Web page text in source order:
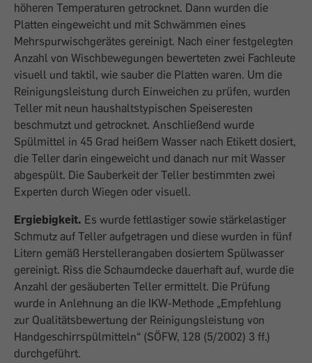
höheren Temperaturen getrocknet. Dann wurden die
Platten eingeweicht und mit Schwämmen eines
Mehrspurwischgerätes gereinigt. Nach einer festgelegten
Anzahl von Wischbewegungen bewerteten zwei Fachleute
visuell und taktil, wie sauber die Platten waren. Um die
Reinigungsleistung durch Einweichen zu prüfen, wurden
Teller mit neun haushaltstypischen Speiseresten
beschmutzt und getrocknet. Anschließend wurde
Spülmittel in 45 Grad heißem Wasser nach Etikett dosiert,
die Teller darin eingeweicht und danach nur mit Wasser
abgespült. Die Sauberkeit der Teller bestimmten zwei
Experten durch Wiegen oder visuell.
Ergiebigkeit. Es wurde fettlastiger sowie stärkelastiger
Schmutz auf Teller aufgetragen und diese wurden in fünf
Litern gemäß Herstellerangaben dosiertem Spülwasser
gereinigt. Riss die Schaumdecke dauerhaft auf, wurde die
Anzahl der gesäuberten Teller ermittelt. Die Prüfung
wurde in Anlehnung an die IKW-Methode „Empfehlung
zur Qualitätsbewertung der Reinigungsleistung von
Handgeschirrspülmitteln“ (SÖFW, 128 (5/2002) 3 ff.)
durchgeführt.